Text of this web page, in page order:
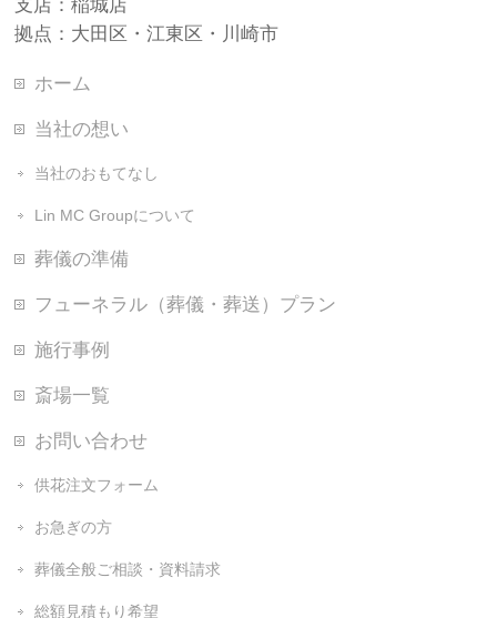
支店：稲城店
拠点：大田区・江東区・川崎市
ホーム
当社の想い
当社のおもてなし
Lin MC Groupについて
葬儀の準備
フューネラル（葬儀・葬送）プラン
施行事例
斎場一覧
お問い合わせ
供花注文フォーム
お急ぎの方
葬儀全般ご相談・資料請求
総額見積もり希望